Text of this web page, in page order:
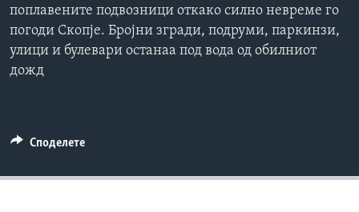
поплавените подвозници откако силно невреме го
погоди Скопје. Бројни згради, подруми, паркинзи,
улици и булевари останаа под вода од обилниот
дожд
Споделете